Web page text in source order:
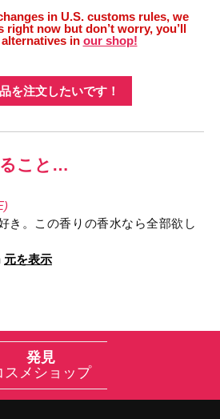
in U.S. customs rules, we
right now but don’t worry, you’ll
in our shop!
を注文したいです！
こと…
き。この香りの香水なら全部欲し
元を表示
発見
スメショップ